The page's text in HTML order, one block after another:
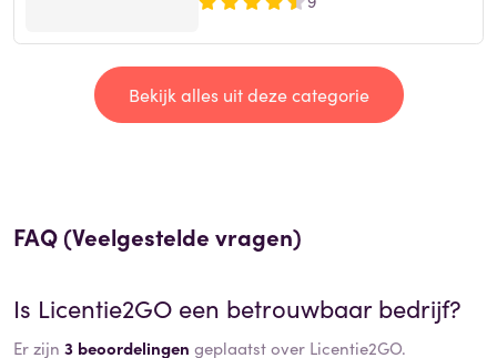
Bekijk alles uit deze categorie
FAQ (Veelgestelde vragen)
Is Licentie2GO een betrouwbaar bedrijf?
Er zijn 3 beoordelingen geplaatst over Licentie2GO.